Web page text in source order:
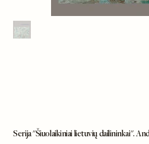
Serija "Šiuolaikiniai lietuvių dailininkai".